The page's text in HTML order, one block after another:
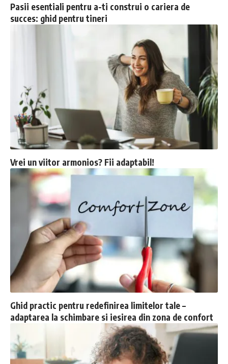
Pasii esentiali pentru a-ti construi o cariera de
succes: ghid pentru tineri
Vrei un viitor armonios? Fii adaptabil!
Ghid practic pentru redefinirea limitelor tale –
adaptarea la schimbare si iesirea din zona de confort